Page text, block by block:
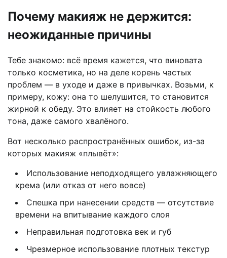
Почему макияж не держится:
неожиданные причины
Тебе знакомо: всё время кажется, что виновата
только косметика, но на деле корень частых
проблем — в уходе и даже в привычках. Возьми, к
примеру, кожу: она то шелушится, то становится
жирной к обеду. Это влияет на стойкость любого
тона, даже самого хвалёного.
Вот несколько распространённых ошибок, из-за
которых макияж «плывёт»:
Использование неподходящего увлажняющего
крема (или отказ от него вовсе)
Спешка при нанесении средств — отсутствие
времени на впитывание каждого слоя
Неправильная подготовка век и губ
Чрезмерное использование плотных текстур